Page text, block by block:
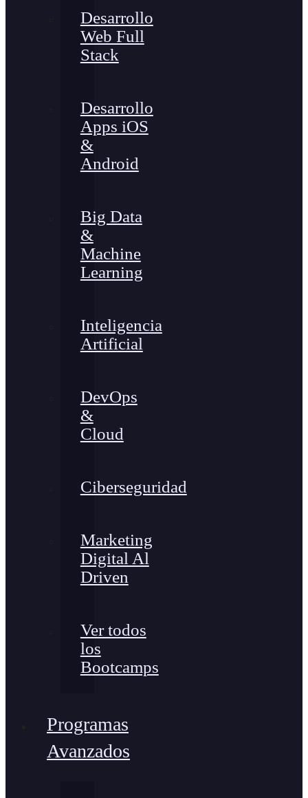
Desarrollo
Web Full
Stack
Desarrollo
Apps iOS
&
Android
Big Data
&
Machine
Learning
Inteligencia
Artificial
DevOps
&
Cloud
Ciberseguridad
Marketing
Digital Al
Driven
Ver todos
los
Bootcamps
Programas
Avanzados